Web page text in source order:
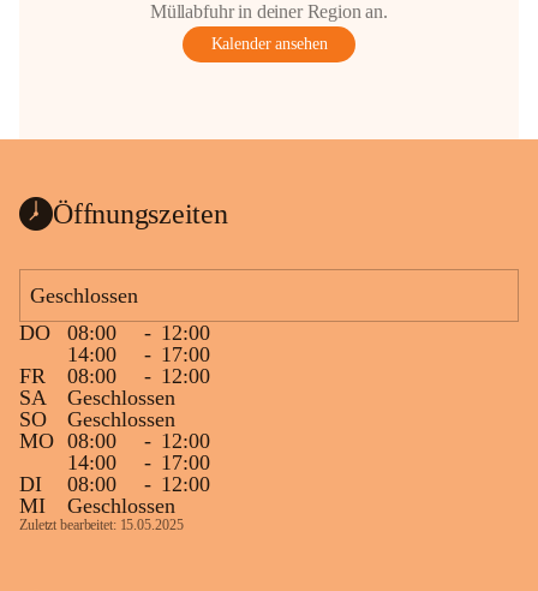
Müllabfuhr in deiner Region an.
Kalender ansehen
Öffnungszeiten
Geschlossen
DO
08:00 - 12:00
14:00
- 17:00
FR
08:00 - 12:00
SA
Geschlossen
SO
Geschlossen
MO 08:00 - 12:00
14:00
- 17:00
DI
08:00 - 12:00
MI
Geschlossen
Zuletzt bearbeitet: 15.05.2025